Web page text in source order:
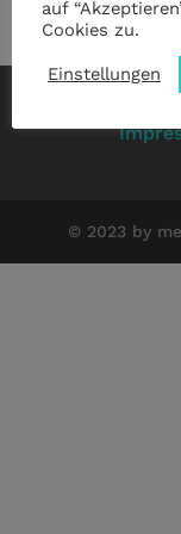
© 2023 by
auf
Cookies zu.
Einstellungen